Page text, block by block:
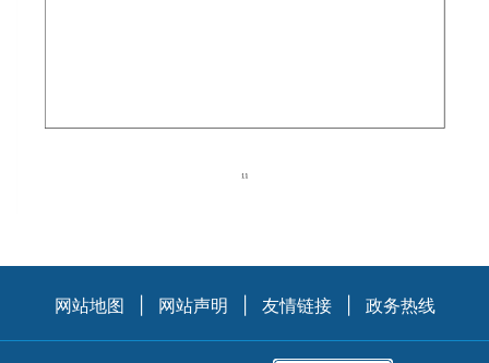
网站地图 网站声明 友情链接 政务热线